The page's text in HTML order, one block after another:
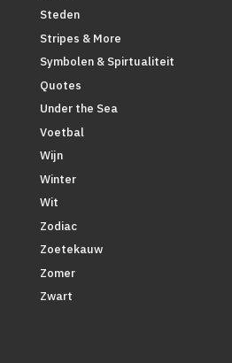
Steden
Stripes & More
Symbolen & Spirtualiteit
Quotes
Under the Sea
Voetbal
Wijn
Winter
Wit
Zodiac
Zoetekauw
Zomer
Zwart